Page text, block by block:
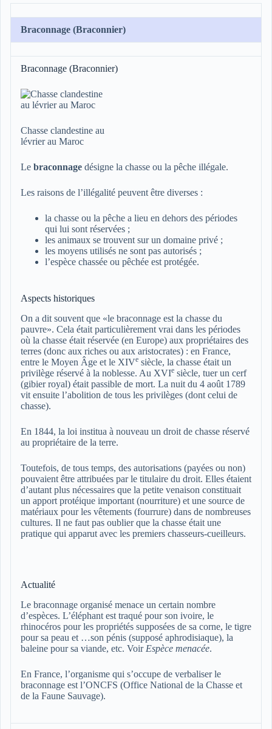
Braconnage (Braconnier)
Braconnage (Braconnier)
Chasse clandestine au
lévrier au Maroc
Le braconnage désigne la chasse ou la pêche illégale.
Les raisons de l’illégalité peuvent être diverses :
la chasse ou la pêche a lieu en dehors des périodes
qui lui sont réservées ;
les animaux se trouvent sur un domaine privé ;
les moyens utilisés ne sont pas autorisés ;
l’espèce chassée ou pêchée est protégée.
Aspects historiques
On a dit souvent que «le braconnage est la chasse du
pauvre». Cela était particulièrement vrai dans les périodes
où la chasse était réservée (en Europe) aux propriétaires des
terres (donc aux riches ou aux aristocrates) : en France,
entre le Moyen Âge et le XIVe siècle, la chasse était un
privilège réservé à la noblesse. Au XVIe siècle, tuer un cerf
(gibier royal) était passible de mort. La nuit du 4 août 1789
vit ensuite l’abolition de tous les privilèges (dont celui de
chasse).
En 1844, la loi institua à nouveau un droit de chasse réservé
au propriétaire de la terre.
Toutefois, de tous temps, des autorisations (payées ou non)
pouvaient être attribuées par le titulaire du droit. Elles étaient
d’autant plus nécessaires que la petite venaison constituait
un apport protéique important (nourriture) et une source de
matériaux pour les vêtements (fourrure) dans de nombreuses
cultures. Il ne faut pas oublier que la chasse était une
pratique qui apparut avec les premiers chasseurs-cueilleurs.
Actualité
Le braconnage organisé menace un certain nombre
d’espèces. L’éléphant est traqué pour son ivoire, le
rhinocéros pour les propriétés supposées de sa corne, le tigre
pour sa peau et …son pénis (supposé aphrodisiaque), la
baleine pour sa viande, etc. Voir Espèce menacée.
En France, l’organisme qui s’occupe de verbaliser le
braconnage est l’ONCFS (Office National de la Chasse et
de la Faune Sauvage).